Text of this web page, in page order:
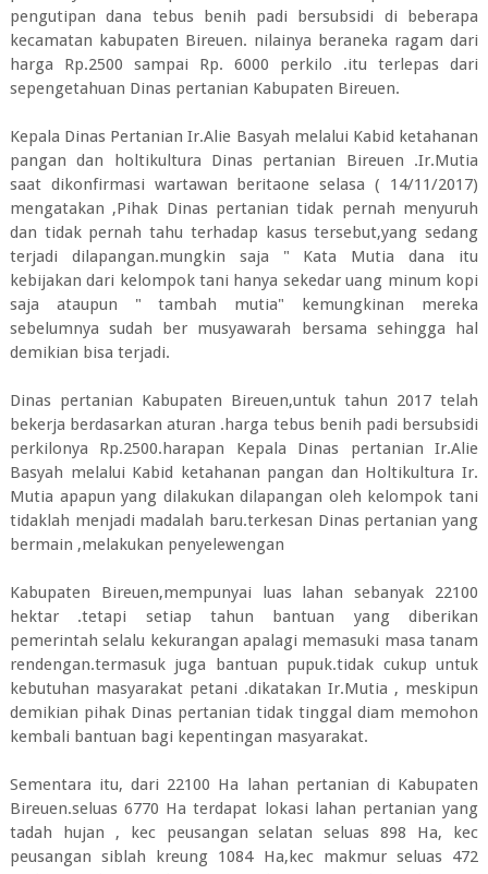
pengutipan dana tebus benih padi bersubsidi di beberapa
kecamatan kabupaten Bireuen. nilainya beraneka ragam dari
harga Rp.2500 sampai Rp. 6000 perkilo .itu terlepas dari
sepengetahuan Dinas pertanian Kabupaten Bireuen.
Kepala Dinas Pertanian Ir.Alie Basyah melalui Kabid ketahanan
pangan dan holtikultura Dinas pertanian Bireuen .Ir.Mutia
saat dikonfirmasi wartawan beritaone selasa ( 14/11/2017)
mengatakan ,Pihak Dinas pertanian tidak pernah menyuruh
dan tidak pernah tahu terhadap kasus tersebut,yang sedang
terjadi dilapangan.mungkin saja " Kata Mutia dana itu
kebijakan dari kelompok tani hanya sekedar uang minum kopi
saja ataupun " tambah mutia" kemungkinan mereka
sebelumnya sudah ber musyawarah bersama sehingga hal
demikian bisa terjadi.
Dinas pertanian Kabupaten Bireuen,untuk tahun 2017 telah
bekerja berdasarkan aturan .harga tebus benih padi bersubsidi
perkilonya Rp.2500.harapan Kepala Dinas pertanian Ir.Alie
Basyah melalui Kabid ketahanan pangan dan Holtikultura Ir.
Mutia apapun yang dilakukan dilapangan oleh kelompok tani
tidaklah menjadi madalah baru.terkesan Dinas pertanian yang
bermain ,melakukan penyelewengan
Kabupaten Bireuen,mempunyai luas lahan sebanyak 22100
hektar .tetapi setiap tahun bantuan yang diberikan
pemerintah selalu kekurangan apalagi memasuki masa tanam
rendengan.termasuk juga bantuan pupuk.tidak cukup untuk
kebutuhan masyarakat petani .dikatakan Ir.Mutia , meskipun
demikian pihak Dinas pertanian tidak tinggal diam memohon
kembali bantuan bagi kepentingan masyarakat.
Sementara itu, dari 22100 Ha lahan pertanian di Kabupaten
Bireuen.seluas 6770 Ha terdapat lokasi lahan pertanian yang
tadah hujan , kec peusangan selatan seluas 898 Ha, kec
peusangan siblah kreung 1084 Ha,kec makmur seluas 472